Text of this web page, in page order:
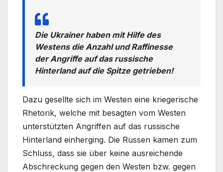
Die Ukrainer haben mit Hilfe des
Westens die Anzahl und Raffinesse
der Angriffe auf das russische
Hinterland auf die Spitze getrieben!
Dazu gesellte sich im Westen eine kriegerische
Rhetorik, welche mit besagten vom Westen
unterstützten Angriffen auf das russische
Hinterland einherging. Die Russen kamen zum
Schluss, dass sie über keine ausreichende
Abschreckung gegen den Westen bzw. gegen